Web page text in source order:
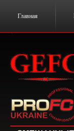
Главная